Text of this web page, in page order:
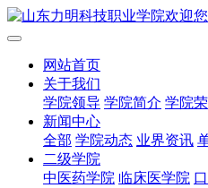
网站首页
关于我们
学院领导 学院简介 学院
新闻中心
全部 学院动态 业界资讯
二级学院
中医药学院 临床医学院